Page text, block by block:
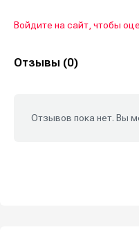
Войдите на сайт, чтобы
Отзывы (0)
Отзывов пока нет. Вы